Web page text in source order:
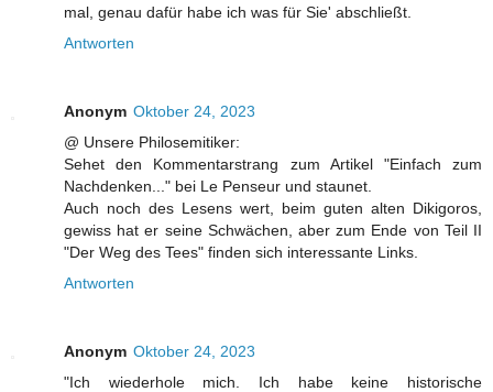
mal, genau dafür habe ich was für Sie' abschließt.
Antworten
Anonym Oktober 24, 2023
@ Unsere Philosemitiker:
Sehet den Kommentarstrang zum Artikel "Einfach zum
Nachdenken..." bei Le Penseur und staunet.
Auch noch des Lesens wert, beim guten alten Dikigoros,
gewiss hat er seine Schwächen, aber zum Ende von Teil II
"Der Weg des Tees" finden sich interessante Links.
Antworten
Anonym Oktober 24, 2023
"Ich wiederhole mich. Ich habe keine historische